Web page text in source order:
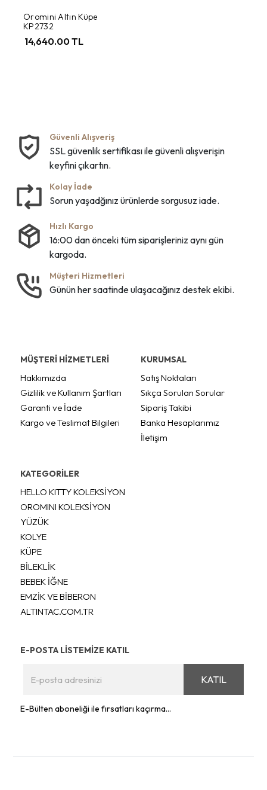
Oromini Altın Küpe
KP2732
14,640.00 TL
Güvenli Alışveriş
SSL güvenlik sertifikası ile güvenli alışverişin
keyfini çıkartın.
Kolay İade
Sorun yaşadğınız ürünlerde sorgusuz iade.
Hızlı Kargo
16:00 dan önceki tüm siparişleriniz aynı gün
kargoda.
Müşteri Hizmetleri
Günün her saatinde ulaşacağınız destek ekibi.
MÜŞTERİ HİZMETLERİ
Hakkımızda
Gizlilik ve Kullanım Şartları
Garanti ve İade
Kargo ve Teslimat Bilgileri
KURUMSAL
Satış Noktaları
Sıkça Sorulan Sorular
Sipariş Takibi
Banka Hesaplarımız
İletişim
KATEGORİLER
HELLO KITTY KOLEKSİYON
OROMINI KOLEKSİYON
YÜZÜK
KOLYE
KÜPE
BİLEKLİK
BEBEK İĞNE
EMZİK VE BİBERON
ALTINTAC.COM.TR
E-POSTA LİSTEMİZE KATIL
KATIL
E-Bülten aboneliği ile fırsatları kaçırma...